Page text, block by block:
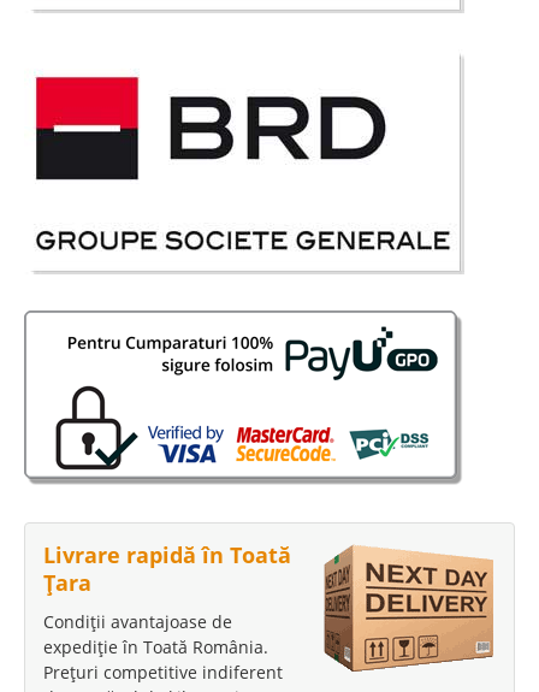
Livrare rapidă în Toată
Țara
Condiții avantajoase de
expediție în Toată România.
Prețuri competitive indiferent